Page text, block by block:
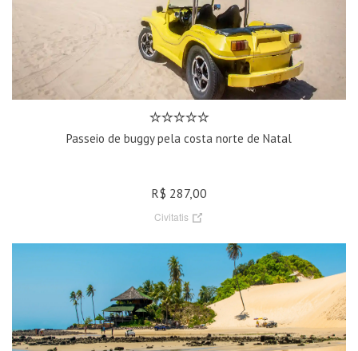
Passeio de buggy pela costa norte de Natal
R$ 287,00
Civitatis